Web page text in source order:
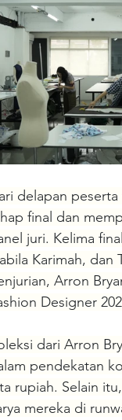
delapan
final dan
juri. Kelima
Karimah, dan
Arron
Designer
dari Arron
pendekatan
rupiah. Selain
mereka di